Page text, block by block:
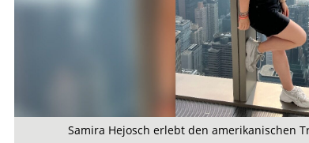
Samira Hejosch erlebt den amerikanischen